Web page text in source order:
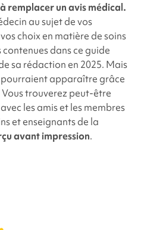
remplacer un avis médical.
au sujet de vos
choix en matière de soins
dans ce guide
sa rédaction en 2025. Mais
apparaître grâce
Vous trouverez peut-être
les amis et les membres
et enseignants de la
avant impression.